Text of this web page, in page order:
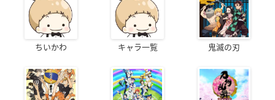
ちいかわ キャラ一覧 鬼滅の刃